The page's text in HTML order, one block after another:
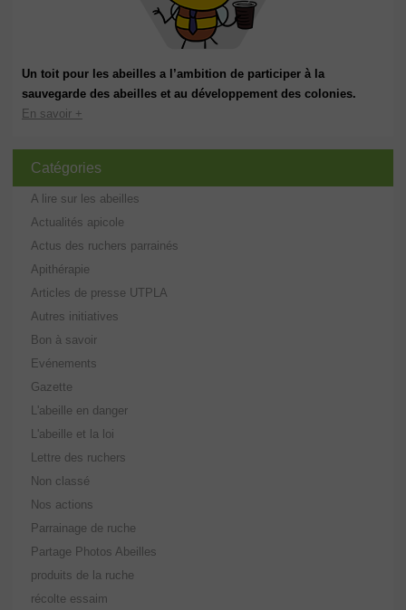
Un toit pour les abeilles a l’ambition de participer à la
sauvegarde des abeilles et au développement des colonies.
En savoir +
Catégories
A lire sur les abeilles
Actualités apicole
Actus des ruchers parrainés
Apithérapie
Articles de presse UTPLA
Autres initiatives
Bon à savoir
Evénements
Gazette
L'abeille en danger
L'abeille et la loi
Lettre des ruchers
Non classé
Nos actions
Parrainage de ruche
Partage Photos Abeilles
produits de la ruche
récolte essaim